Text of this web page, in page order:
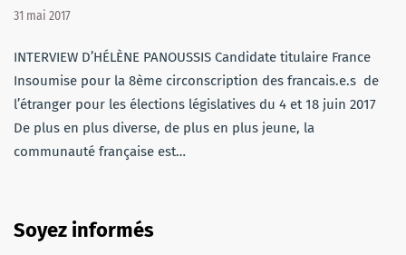
31 mai 2017
INTERVIEW D’HÉLÈNE PANOUSSIS Candidate titulaire France
Insoumise pour la 8ème circonscription des francais.e.s de
l’étranger pour les élections législatives du 4 et 18 juin 2017
De plus en plus diverse, de plus en plus jeune, la
communauté française est…
Soyez informés